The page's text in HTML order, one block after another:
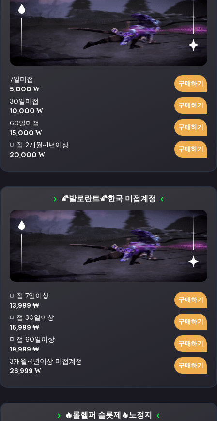
7일미접
5,000 ₩
구매하기
30일미접
10,000 ₩
구매하기
60일미접
15,000 ₩
구매하기
미접 2개월~1년이상
20,000 ₩
구매하기
🌠발로란트🌠한국 미접계정
미접 7일이상
13,999 ₩
구매하기
미접 30일이상
16,999 ₩
구매하기
미접 60일이상
19,999 ₩
구매하기
3개월~1년이상 미접계정
26,999 ₩
구매하기
🔥롤헬퍼 슬롯제🔥노정지